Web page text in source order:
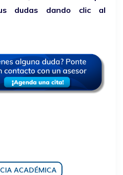
dudas dando clic al
ACADÉMICA